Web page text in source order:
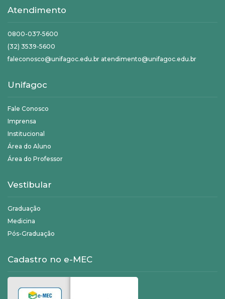
Atendimento
0800-037-5600
(32) 3539-5600
faleconosco@unifagoc.edu.br atendimento@unifagoc.edu.br
Unifagoc
Fale Conosco
Imprensa
Institucional
Área do Aluno
Área do Professor
Vestibular
Graduação
Medicina
Pós-Graduação
Cadastro no e-MEC